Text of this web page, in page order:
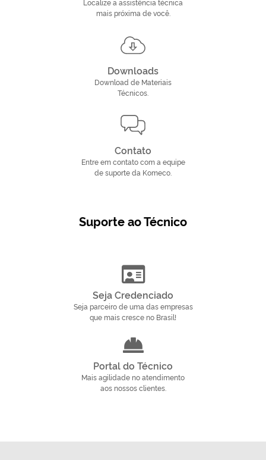
Localize a assistência técnica
mais próxima de você.
Downloads
Download de Materiais
Técnicos.
Contato
Entre em contato com a equipe
de suporte da Komeco.
Suporte ao Técnico
Seja Credenciado
Seja parceiro de uma das empresas
que mais cresce no Brasil!
Portal do Técnico
Mais agilidade no atendimento
aos nossos clientes.